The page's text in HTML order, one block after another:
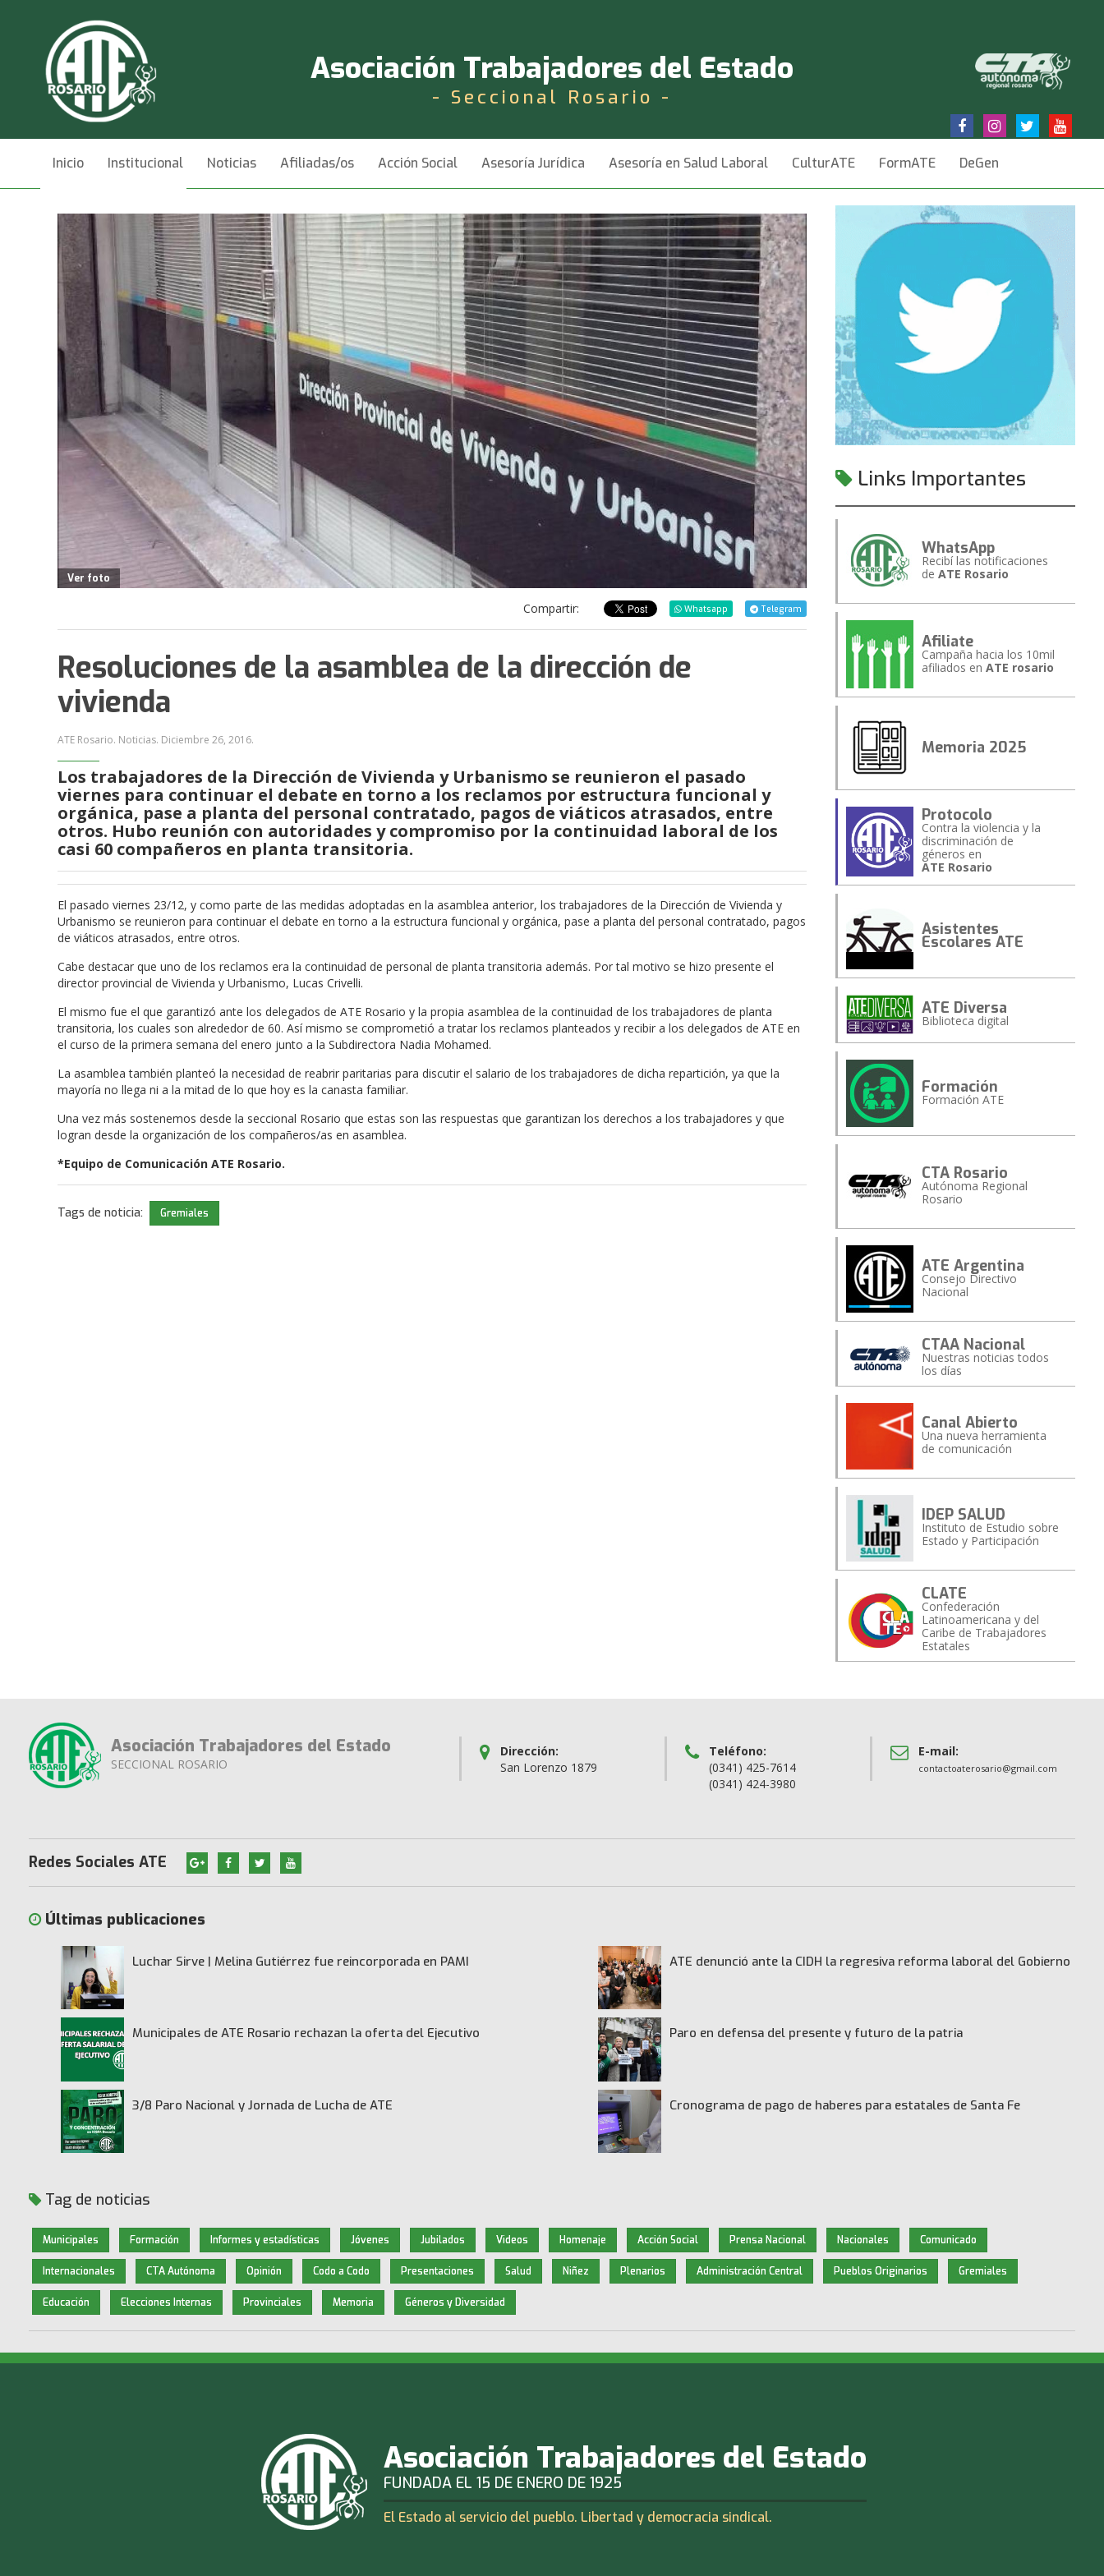
Asociación Trabajadores del Estado
- Seccional Rosario -
Inicio Institucional Noticias Afiliadas/os Acción Social Asesoría Jurídica Asesoría en Salud Laboral CulturATE FormATE DeGen
Videos Contacto
Ver foto
Telegram
Whatsapp
Compartir:
Resoluciones de la asamblea de la dirección de
vivienda
ATE Rosario. Noticias. Diciembre 26, 2016.
Los trabajadores de la Dirección de Vivienda y Urbanismo se reunieron el pasado
viernes para continuar el debate en torno a los reclamos por estructura funcional y
orgánica, pase a planta del personal contratado, pagos de viáticos atrasados, entre
otros. Hubo reunión con autoridades y compromiso por la continuidad laboral de los
casi 60 compañeros en planta transitoria.
El pasado viernes 23/12, y como parte de las medidas adoptadas en la asamblea anterior, los trabajadores de la Dirección de Vivienda y
Urbanismo se reunieron para continuar el debate en torno a la estructura funcional y orgánica, pase a planta del personal contratado, pagos
de viáticos atrasados, entre otros.
Cabe destacar que uno de los reclamos era la continuidad de personal de planta transitoria además. Por tal motivo se hizo presente el
director provincial de Vivienda y Urbanismo, Lucas Crivelli.
El mismo fue el que garantizó ante los delegados de ATE Rosario y la propia asamblea de la continuidad de los trabajadores de planta
transitoria, los cuales son alrededor de 60. Así mismo se comprometió a tratar los reclamos planteados y recibir a los delegados de ATE en
el curso de la primera semana del enero junto a la Subdirectora Nadia Mohamed.
La asamblea también planteó la necesidad de reabrir paritarias para discutir el salario de los trabajadores de dicha repartición, ya que la
mayoría no llega ni a la mitad de lo que hoy es la canasta familiar.
Una vez más sostenemos desde la seccional Rosario que estas son las respuestas que garantizan los derechos a los trabajadores y que
logran desde la organización de los compañeros/as en asamblea.
*Equipo de Comunicación ATE Rosario.
Tags de noticia: Gremiales
Links Importantes
WhatsApp
Recibí las notificaciones
de ATE Rosario
Afiliate
Campaña hacia los 10mil
afiliados en ATE rosario
Memoria 2025
Protocolo
Contra la violencia y la
discriminación de
géneros en
ATE Rosario
Asistentes
Escolares ATE
ATE Diversa
Biblioteca digital
Formación
Formación ATE
CTA Rosario
Autónoma Regional
Rosario
ATE Argentina
Consejo Directivo
Nacional
CTAA Nacional
Nuestras noticias todos
los días
Canal Abierto
Una nueva herramienta
de comunicación
IDEP SALUD
Instituto de Estudio sobre
Estado y Participación
CLATE
Confederación
Latinoamericana y del
Caribe de Trabajadores
Estatales
Asociación Trabajadores del Estado
SECCIONAL ROSARIO
Dirección:
San Lorenzo 1879
Teléfono:
(0341) 425-7614
(0341) 424-3980
E-mail:
contactoaterosario@gmail.com
Redes Sociales ATE
Últimas publicaciones
Luchar Sirve | Melina Gutiérrez fue reincorporada en PAMI ATE denunció ante la CIDH la regresiva reforma laboral del Gobierno
Municipales de ATE Rosario rechazan la oferta del Ejecutivo Paro en defensa del presente y futuro de la patria
3/8 Paro Nacional y Jornada de Lucha de ATE Cronograma de pago de haberes para estatales de Santa Fe
Tag de noticias
Municipales Formación Informes y estadísticas Jóvenes Jubilados Videos Homenaje Acción Social Prensa Nacional Nacionales Comunicado
Internacionales CTA Autónoma Opinión Codo a Codo Presentaciones Salud Niñez Plenarios Administración Central Pueblos Originarios Gremiales
Educación Elecciones Internas Provinciales Memoria Géneros y Diversidad
Asociación Trabajadores del Estado
FUNDADA EL 15 DE ENERO DE 1925
El Estado al servicio del pueblo. Libertad y democracia sindical.